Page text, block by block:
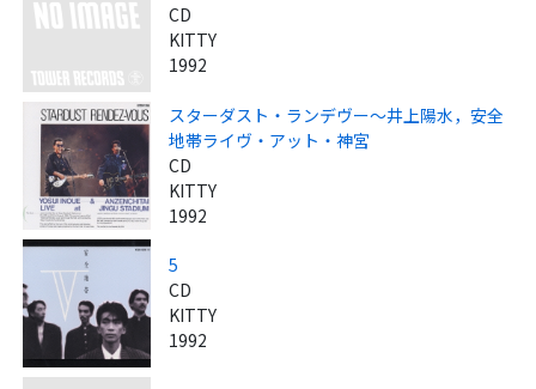
CD
KITTY
1992
スターダスト・ランデヴー～井上陽水，安全
地帯ライヴ・アット・神宮
CD
KITTY
1992
5
CD
KITTY
1992